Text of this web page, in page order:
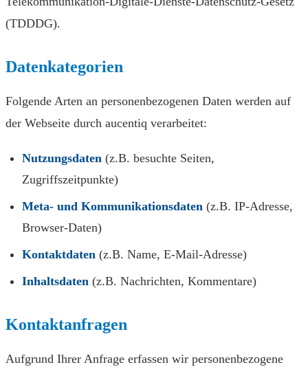
(TDDDG).
Datenkategorien
Folgende Arten an personenbezogenen Daten werden auf
der Webseite durch aucentiq verarbeitet:
Nutzungsdaten (z.B. besuchte Seiten,
Zugriffszeitpunkte)
Meta- und Kommunikationsdaten (z.B. IP-Adresse,
Browser-Daten)
Kontaktdaten (z.B. Name, E-Mail-Adresse)
Inhaltsdaten (z.B. Nachrichten, Kommentare)
Kontaktanfragen
Aufgrund Ihrer Anfrage erfassen wir personenbezogene